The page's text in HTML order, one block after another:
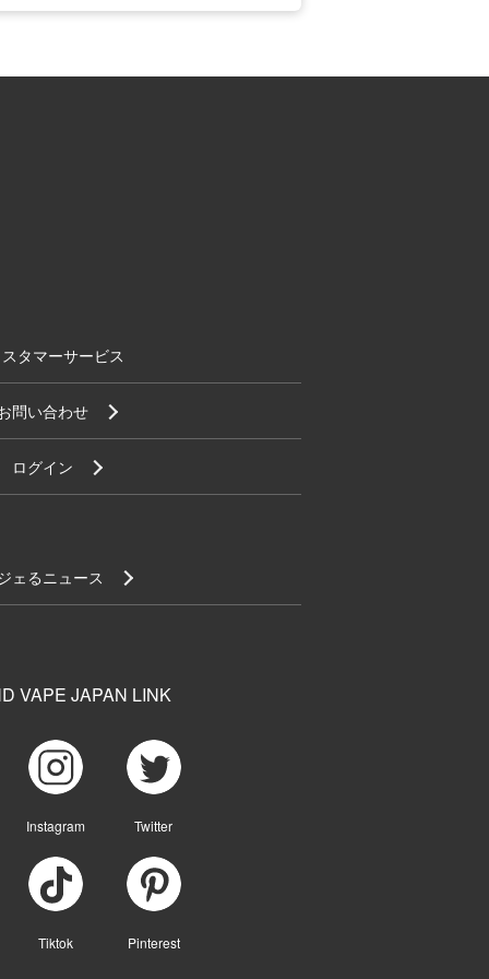
タマーサービス
問い合わせ
ログイン
ェるニュース
VAPE JAPAN LINK
Instagram Twitter
Tiktok Pinterest